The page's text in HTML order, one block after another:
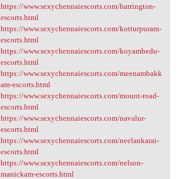
https://www.sexychennaiescorts.com/harrington-
escorts.html
https://www.sexychennaiescorts.com/kotturpuram-
escorts.html
https://www.sexychennaiescorts.com/koyambedu-
escorts.html
https://www.sexychennaiescorts.com/meenambakk
am-escorts.html
https://www.sexychennaiescorts.com/mount-road-
escorts.html
https://www.sexychennaiescorts.com/navalur-
escorts.html
https://www.sexychennaiescorts.com/neelankarai-
escorts.html
https://www.sexychennaiescorts.com/nelson-
manickam-escorts.html